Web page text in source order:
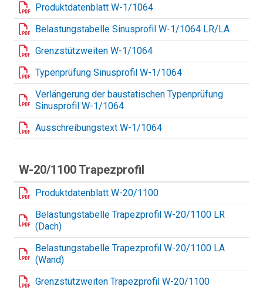
Produktdatenblatt W-1/1064
Belastungstabelle Sinusprofil W-1/1064 LR/LA
Grenzstützweiten W-1/1064
Typenprüfung Sinusprofil W-1/1064
Verlängerung der baustatischen Typenprüfung
Sinusprofil W-1/1064
Ausschreibungstext W-1/1064
W-20/1100 Trapezprofil
Produktdatenblatt W-20/1100
Belastungstabelle Trapezprofil W-20/1100 LR
(Dach)
Belastungstabelle Trapezprofil W-20/1100 LA
(Wand)
Grenzstützweiten Trapezprofil W-20/1100